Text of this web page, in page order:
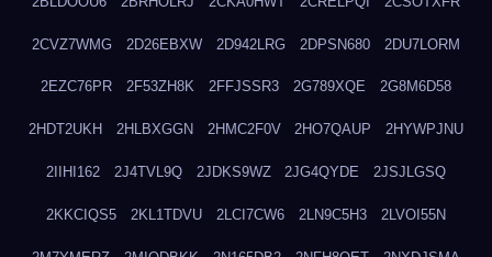
2CVZ7WMG 2D26EBXW 2D942LRG 2DPSN680 2DU7LORM
2EZC76PR 2F53ZH8K 2FFJSSR3 2G789XQE 2G8M6D58
2HDT2UKH 2HLBXGGN 2HMC2F0V 2HO7QAUP 2HYWPJNU
2IIHI162 2J4TVL9Q 2JDKS9WZ 2JG4QYDE 2JSJLGSQ
2KKCIQS5 2KL1TDVU 2LCI7CW6 2LN9C5H3 2LVOI55N